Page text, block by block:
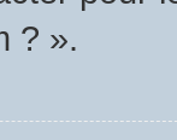
? ».